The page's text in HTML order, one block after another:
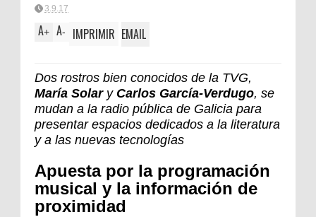
3.9.17
A+ A- IMPRIMIR EMAIL
Dos rostros bien conocidos de la TVG,
María Solary Carlos García-Verdugo, se
mudan a la radio pública de Galicia para
presentar espacios dedicados a la literatura
y a las nuevas tecnologías
Apuesta por la programación
musical y la información de
proximidad